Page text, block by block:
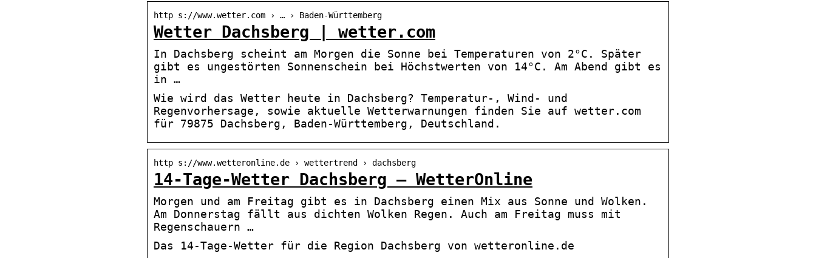
http s://www.wetter.com › … › Baden-Württemberg
Wetter Dachsberg | wetter.com
In Dachsberg scheint am Morgen die Sonne bei Temperaturen von 2°C. Später
gibt es ungestörten Sonnenschein bei Höchstwerten von 14°C. Am Abend gibt es
in …
Wie wird das Wetter heute in Dachsberg? Temperatur-, Wind- und
Regenvorhersage, sowie aktuelle Wetterwarnungen finden Sie auf wetter.com
für 79875 Dachsberg, Baden-Württemberg, Deutschland.
http s://www.wetteronline.de › wettertrend › dachsberg
14-Tage-Wetter Dachsberg – WetterOnline
Morgen und am Freitag gibt es in Dachsberg einen Mix aus Sonne und Wolken.
Am Donnerstag fällt aus dichten Wolken Regen. Auch am Freitag muss mit
Regenschauern …
Das 14-Tage-Wetter für die Region Dachsberg von wetteronline.de